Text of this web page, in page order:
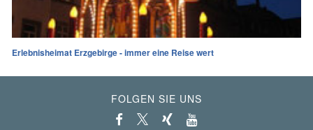
Erlebnisheimat Erzgebirge - immer eine Reise wert
FOLGEN SIE UNS